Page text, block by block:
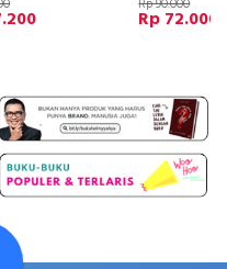
Rp 72.000